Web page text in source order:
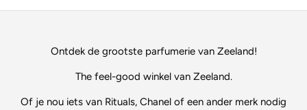
Ontdek de grootste parfumerie van Zeeland!
The feel-good winkel van Zeeland.
Of je nou iets van Rituals, Chanel of een ander merk nodig